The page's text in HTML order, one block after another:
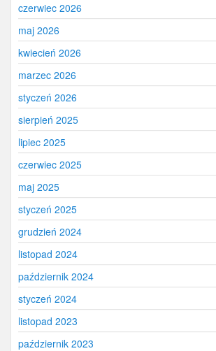
czerwiec 2026
maj 2026
kwiecień 2026
marzec 2026
styczeń 2026
sierpień 2025
lipiec 2025
czerwiec 2025
maj 2025
styczeń 2025
grudzień 2024
listopad 2024
październik 2024
styczeń 2024
listopad 2023
październik 2023